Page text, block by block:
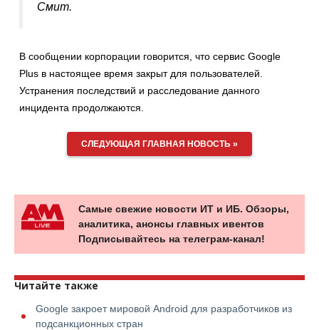
Смит.
В сообщении корпорации говорится, что сервис Google
Plus в настоящее время закрыт для пользователей.
Устранения последствий и расследование данного
инцидента продолжаются.
СЛЕДУЮЩАЯ ГЛАВНАЯ НОВОСТЬ »
Самые свежие новости ИТ и ИБ. Обзоры,
аналитика, анонсы главных ивентов
Подписывайтесь на телеграм-канал!
Читайте также
Google закроет мировой Android для разработчиков из
подсанкционных стран